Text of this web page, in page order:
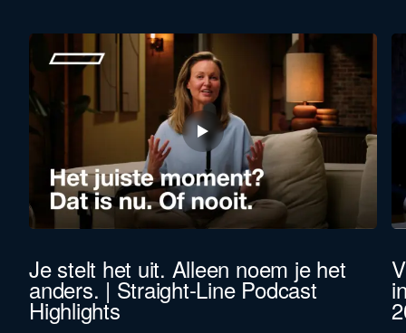
Je stelt het uit. Alleen noem je het
anders. | Straight-Line Podcast
Highlights